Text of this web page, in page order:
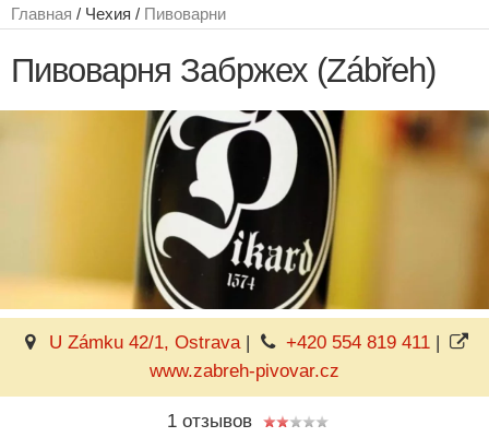
Главная / Чехия / Пивоварни
Пивоварня Забржех (Zábřeh)
U Zámku 42/1, Ostrava | +420 554 819 411 |
www.zabreh-pivovar.cz
1 отзывов